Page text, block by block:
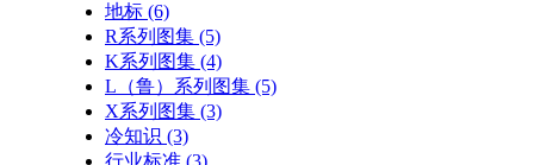
地标 (6)
R系列图集 (5)
K系列图集 (4)
L（鲁）系列图集 (5)
X系列图集 (3)
冷知识 (3)
行业标准 (3)